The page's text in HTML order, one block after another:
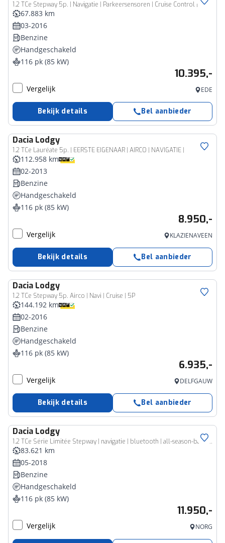
1.2 TCe Stepway 5p. | Navigatie | Parkeersensoren | Cruise Control |
67.883 km
03-2016
Benzine
Handgeschakeld
116 pk (85 kW)
10.395,-
Vergelijk EDE
Bekijk details Bel aanbieder
Dacia Lodgy
1.2 TCe Lauréate 5p. | EERSTE EIGENAAR | AIRCO | NAVIGATIE |
112.958 km
02-2013
Benzine
Handgeschakeld
116 pk (85 kW)
8.950,-
Vergelijk KLAZIENAVEEN
Bekijk details Bel aanbieder
Dacia Lodgy
1.2 TCe Stepway 5p. Airco | Navi | Cruise | 5P
144.192 km
02-2016
Benzine
Handgeschakeld
116 pk (85 kW)
6.935,-
Vergelijk DELFGAUW
Bekijk details Bel aanbieder
Dacia Lodgy
1.2 TCe Série Limitée Stepway | navigatie | bluetooth | all-season-banden
83.621 km
05-2018
Benzine
Handgeschakeld
116 pk (85 kW)
11.950,-
Vergelijk NORG